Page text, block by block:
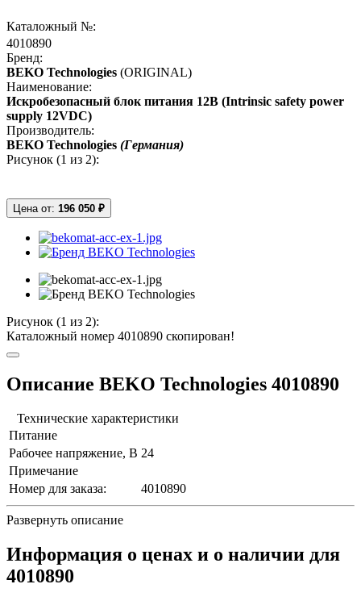
Каталожный №:
4010890
Бренд:
BEKO Technologies (ORIGINAL)
Наименование:
Искробезопасный блок питания 12В (Intrinsic safety power
supply 12VDC)
Производитель:
BEKO Technologies (Германия)
Рисунок (1 из 2):
Цена от: 196 050 ₽
Рисунок (1 из 2):
Каталожный номер 4010890 скопирован!
Описание BEKO Technologies 4010890
Технические характеристики
Питание
Рабочее напряжение, В 24
Примечание
Номер для заказа:
4010890
Развернуть описание
Информация о ценах и о наличии для
4010890